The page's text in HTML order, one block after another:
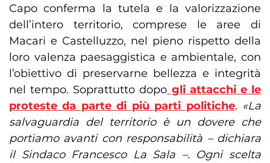
Capo conferma la tutela e la valorizzazione
dell’intero territorio, comprese le aree di
Macari e Castelluzzo, nel pieno rispetto della
loro valenza paesaggistica e ambientale, con
l’obiettivo di preservarne bellezza e integrità
nel tempo. Soprattutto dopo gli attacchi e le
proteste da parte di più parti politiche. «La
salvaguardia del territorio è un dovere che
portiamo avanti con responsabilità – dichiara
il Sindaco Francesco La Sala –. Ogni scelta